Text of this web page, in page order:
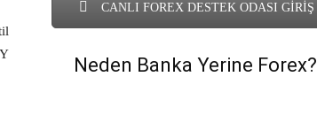
CANLI FOREX DESTEK ODASI GİRİŞ
Neden Banka Yerine Forex?